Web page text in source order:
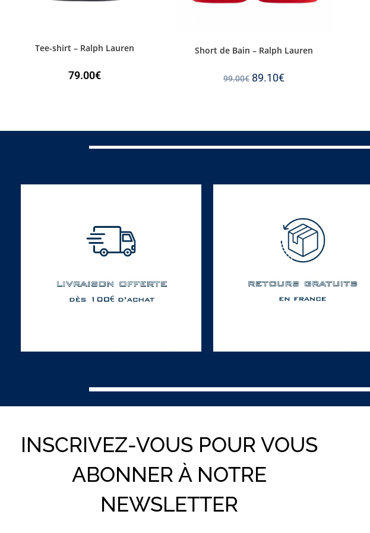
Tee-shirt – Ralph Lauren
79.00€
Short de Bain – Ralph Lauren
99.00€ 89.10€
INSCRIVEZ-VOUS POUR VOUS
ABONNER À NOTRE
NEWSLETTER